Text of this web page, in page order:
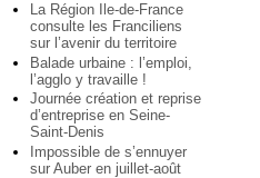
La Région Ile-de-France
consulte les Franciliens
sur l’avenir du territoire
Balade urbaine : l’emploi,
l’agglo y travaille !
Journée création et reprise
d’entreprise en Seine-
Saint-Denis
Impossible de s’ennuyer
sur Auber en juillet-août